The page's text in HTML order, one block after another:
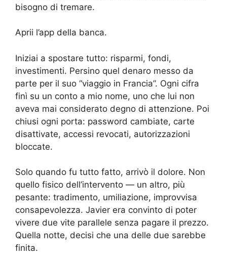
bisogno di tremare.
Aprii l’app della banca.
Iniziai a spostare tutto: risparmi, fondi,
investimenti. Persino quel denaro messo da
parte per il suo “viaggio in Francia”. Ogni cifra
finì su un conto a mio nome, uno che lui non
aveva mai considerato degno di attenzione. Poi
chiusi ogni porta: password cambiate, carte
disattivate, accessi revocati, autorizzazioni
bloccate.
Solo quando fu tutto fatto, arrivò il dolore. Non
quello fisico dell’intervento — un altro, più
pesante: tradimento, umiliazione, improvvisa
consapevolezza. Javier era convinto di poter
vivere due vite parallele senza pagare il prezzo.
Quella notte, decisi che una delle due sarebbe
finita.